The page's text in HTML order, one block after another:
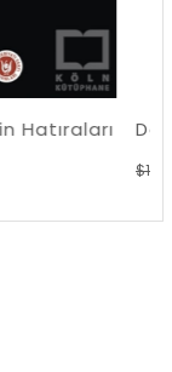
Delilik